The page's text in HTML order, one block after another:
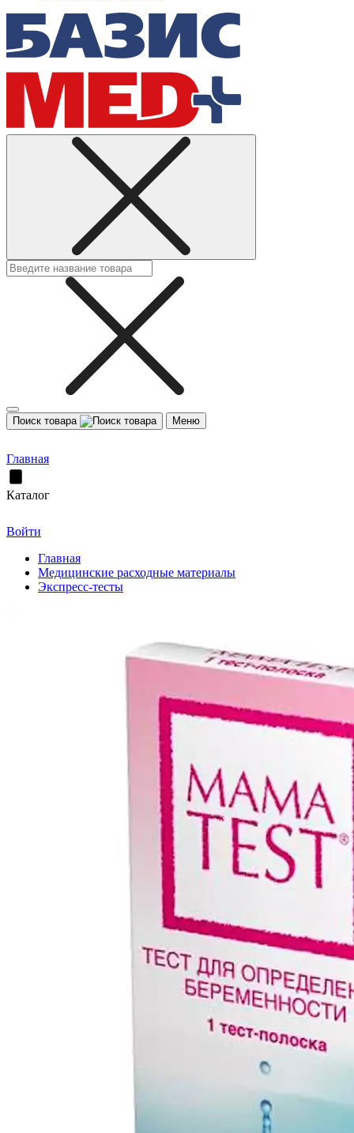
Поиск товара Меню
Главная
Каталог
Войти
Главная
Медицинские расходные материалы
Экспресс-тесты